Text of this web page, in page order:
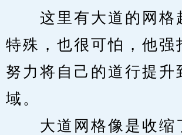
这里有大道的网格
特殊，也很可怕，他强
努力将自己的道行提升
域。
大道网格像是收缩